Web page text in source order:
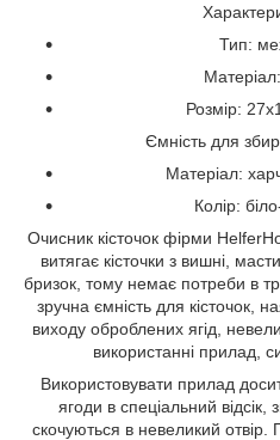
Тип:
Розмір:
Ємність для
Матеріал:
Колір:
Очисник кісточок фірми
витягає кісточки з вишні,
бризок, тому немає потреби в
зручна ємність для кісточок,
виходу оброблених ягід,
використанні прилад,
Використовувати прилад
ягоди в спеціальний відсік,
скочуються в невеликий отвір.